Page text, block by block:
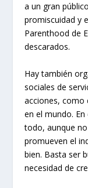
a un gran
promiscuidad y
Parenthood de
descarados.
Hay también
sociales de
acciones, como
en el mundo.
todo, aunque
promueven el
bien. Basta ser
necesidad de